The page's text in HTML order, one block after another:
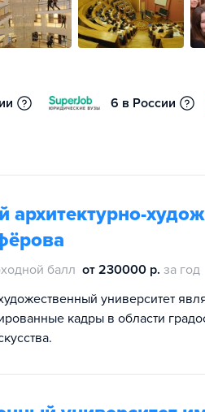
6 в России
архитектурно-
балл от 230000 р. за год
университет
кадры в области